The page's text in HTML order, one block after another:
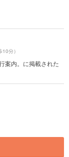
10分）
案内。に掲載された